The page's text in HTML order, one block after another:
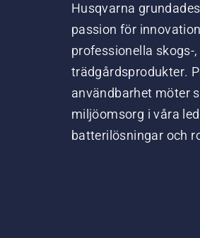
Husqvarna
passion för
professionella skogs-
trädgårdsprodukter.
användbarhet möter
miljöomsorg i våra
batterilösningar och